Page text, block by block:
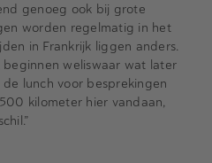
genoeg ook bij grote
worden regelmatig in het
in Frankrijk liggen anders.
weliswaar wat later
lunch voor besprekingen
kilometer hier vandaan,